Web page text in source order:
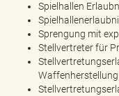
Spielhallen
Sprengung mit
Stellvertreter für